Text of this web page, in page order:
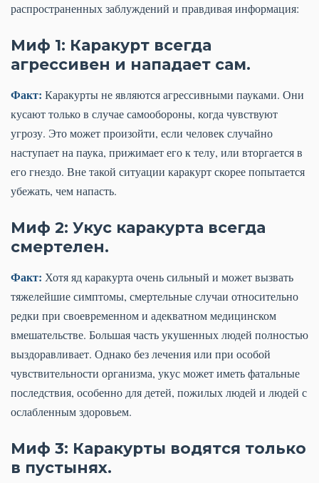
распространенных заблуждений и правдивая информация:
Миф 1: Каракурт всегда
агрессивен и нападает сам.
Факт: Каракурты не являются агрессивными пауками. Они
кусают только в случае самообороны, когда чувствуют
угрозу. Это может произойти, если человек случайно
наступает на паука, прижимает его к телу, или вторгается в
его гнездо. Вне такой ситуации каракурт скорее попытается
убежать, чем напасть.
Миф 2: Укус каракурта всегда
смертелен.
Факт: Хотя яд каракурта очень сильный и может вызвать
тяжелейшие симптомы, смертельные случаи относительно
редки при своевременном и адекватном медицинском
вмешательстве. Большая часть укушенных людей полностью
выздоравливает. Однако без лечения или при особой
чувствительности организма, укус может иметь фатальные
последствия, особенно для детей, пожилых людей и людей с
ослабленным здоровьем.
Миф 3: Каракурты водятся только
в пустынях.